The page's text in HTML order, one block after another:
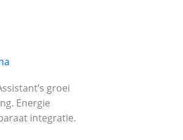
groei
Energie
integratie.